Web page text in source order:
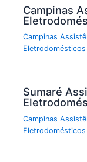
Campinas
Campinas
Eletrodomésticos
Sumaré
Campinas
Eletrodomésticos